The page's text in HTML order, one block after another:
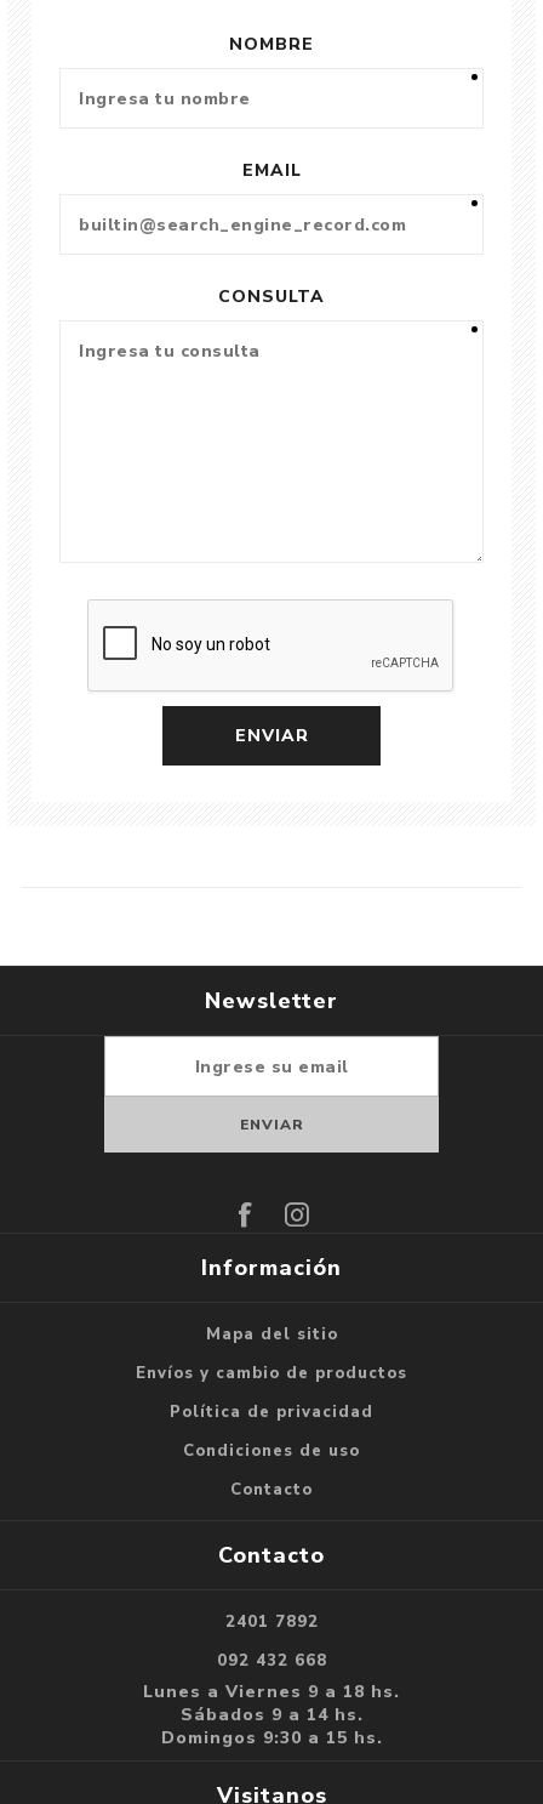
NOMBRE
EMAIL
CONSULTA
Newsletter
Información
Mapa del sitio
Envíos y cambio de productos
Política de privacidad
Condiciones de uso
Contacto
Contacto
2401 7892
092 432 668
Lunes a Viernes 9 a 18 hs.
Sábados 9 a 14 hs.
Domingos 9:30 a 15 hs.
Visitanos